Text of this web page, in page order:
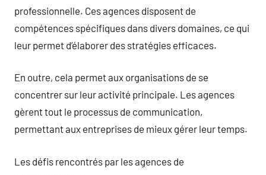
professionnelle. Ces agences disposent de
compétences spécifiques dans divers domaines, ce qui
leur permet d’élaborer des stratégies efficaces.
En outre, cela permet aux organisations de se
concentrer sur leur activité principale. Les agences
gèrent tout le processus de communication,
permettant aux entreprises de mieux gérer leur temps.
Les défis rencontrés par les agences de